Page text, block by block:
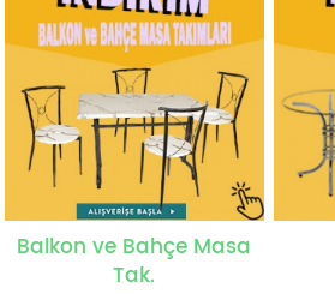
Balkon ve Bahçe Masa
Tak.